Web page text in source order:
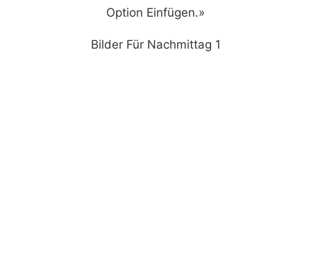
Option Einfügen.»
Bilder Für Nachmittag 1